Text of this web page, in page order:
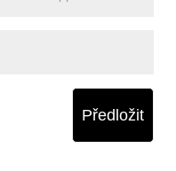
Předložit